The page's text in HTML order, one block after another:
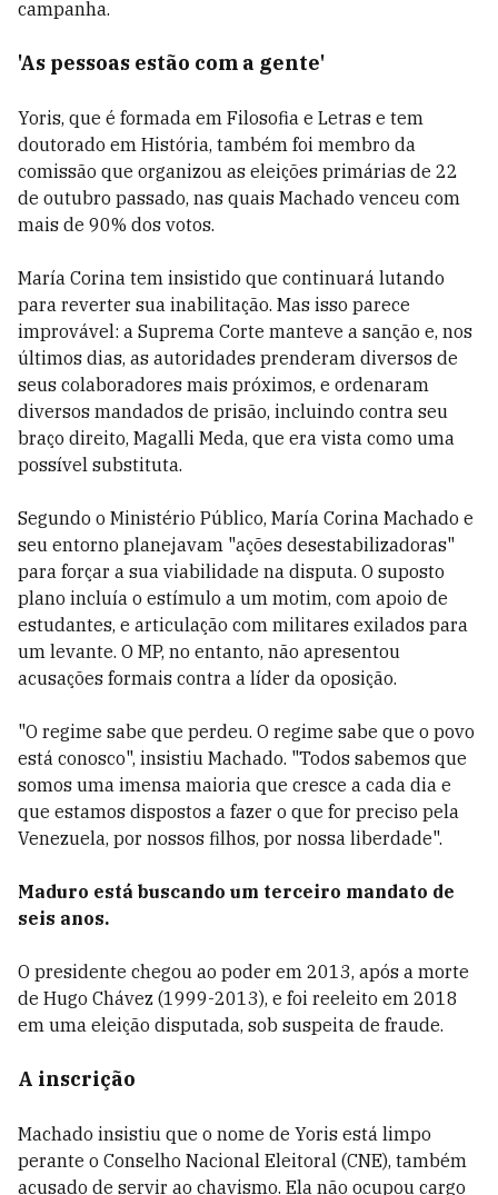
campanha.
'As pessoas estão com a gente'
Yoris, que é formada em Filosofia e Letras e tem
doutorado em História, também foi membro da
comissão que organizou as eleições primárias de 22
de outubro passado, nas quais Machado venceu com
mais de 90% dos votos.
María Corina tem insistido que continuará lutando
para reverter sua inabilitação. Mas isso parece
improvável: a Suprema Corte manteve a sanção e, nos
últimos dias, as autoridades prenderam diversos de
seus colaboradores mais próximos, e ordenaram
diversos mandados de prisão, incluindo contra seu
braço direito, Magalli Meda, que era vista como uma
possível substituta.
Segundo o Ministério Público, María Corina Machado e
seu entorno planejavam "ações desestabilizadoras"
para forçar a sua viabilidade na disputa. O suposto
plano incluía o estímulo a um motim, com apoio de
estudantes, e articulação com militares exilados para
um levante. O MP, no entanto, não apresentou
acusações formais contra a líder da oposição.
"O regime sabe que perdeu. O regime sabe que o povo
está conosco", insistiu Machado. "Todos sabemos que
somos uma imensa maioria que cresce a cada dia e
que estamos dispostos a fazer o que for preciso pela
Venezuela, por nossos filhos, por nossa liberdade".
Maduro está buscando um terceiro mandato de
seis anos.
O presidente chegou ao poder em 2013, após a morte
de Hugo Chávez (1999-2013), e foi reeleito em 2018
em uma eleição disputada, sob suspeita de fraude.
A inscrição
Machado insistiu que o nome de Yoris está limpo
perante o Conselho Nacional Eleitoral (CNE), também
acusado de servir ao chavismo. Ela não ocupou cargo